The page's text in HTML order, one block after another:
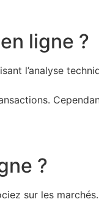
ligne ?
l’analyse
?
sur les